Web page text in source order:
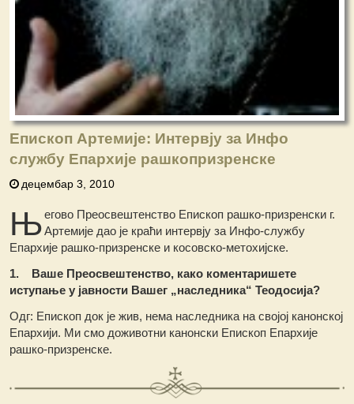
Епископ Артемије: Интервју за Инфо
службу Епархије рашкопризренске
децембар 3, 2010
Његово Преосвештенство Епископ рашко-призренски г.
Артемије дао је краћи интервју за Инфо-службу
Епархије рашко-призренске и косовско-метохијске.
1. Ваше Преосвештенство, како коментаришете
иступање у јавности Вашег „наследника“ Теодосија?
Одг: Епископ док је жив, нема наследника на својој канонској
Епархији. Ми смо доживотни канонски Епископ Епархије
рашко-призренске.